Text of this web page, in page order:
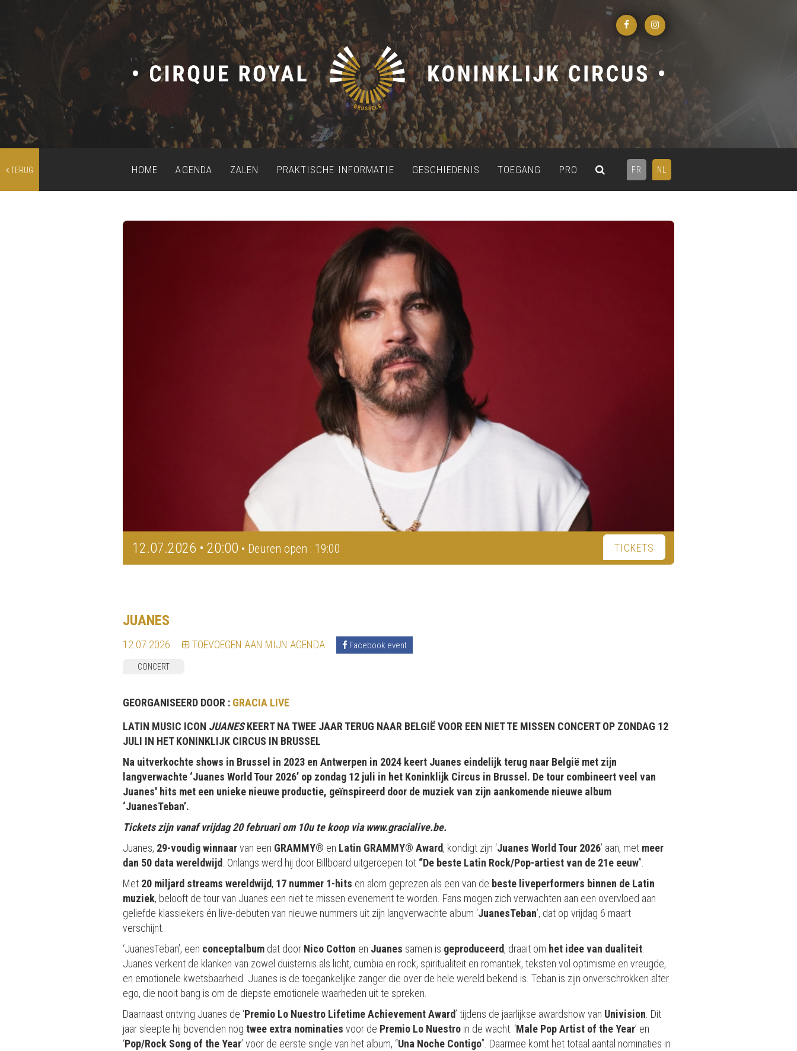
TERUG FR NL
HOME AGENDA ZALEN PRAKTISCHE INFORMATIE GESCHIEDENIS TOEGANG PRO
12.07.2026 • 20:00 • Deuren open : 19:00 TICKETS
JUANES
12.07.2026 TOEVOEGEN AAN MIJN AGENDA Facebook event
CONCERT
GEORGANISEERD DOOR : GRACIA LIVE
LATIN MUSIC ICON JUANESKEERT NA TWEE JAAR TERUG NAAR BELGIË VOOR EEN NIET TE MISSEN CONCERT OP ZONDAG 12
JULI IN HET KONINKLIJK CIRCUS IN BRUSSEL
Na uitverkochte shows in Brussel in 2023 en Antwerpen in 2024 keert Juanes eindelijk terug naar België met zijn
langverwachte ‘Juanes World Tour 2026’ op zondag 12 juli in het Koninklijk Circus in Brussel. De tour combineert veel van
Juanes' hits met een unieke nieuwe productie, geïnspireerd door de muziek van zijn aankomende nieuwe album
‘JuanesTeban’.
Tickets zijn vanaf vrijdag 20 februari om 10u te koop via www.gracialive.be.
Juanes, 29-voudig winnaarvan een GRAMMY® en Latin GRAMMY® Award, kondigt zijn ‘Juanes World Tour 2026’ aan, met meer
dan 50 data wereldwijd . Onlangs werd hij door Billboard uitgeroepen tot “De beste Latin Rock/Pop-artiest van de 21e eeuw”.
Met 20 miljard streams wereldwijd, 17 nummer 1-hits en alom geprezen als een van de beste liveperformers binnen de Latin
muziek, belooft de tour van Juanes een niet te missen evenement te worden. Fans mogen zich verwachten aan een overvloed aan
geliefde klassiekers én live-debuten van nieuwe nummers uit zijn langverwachte album ‘JuanesTeban’, dat op vrijdag 6 maart
verschijnt.
‘JuanesTeban’, een conceptalbum dat door Nico Cotton en Juanes samen is geproduceerd, draait om het idee van dualiteit
Juanes verkent de klanken van zowel duisternis als licht, cumbia en rock, spiritualiteit en romantiek, teksten vol optimisme en vreugde,
en emotionele kwetsbaarheid. Juanes is de toegankelijke zanger die over de hele wereld bekend is. Teban is zijn onverschrokken alter
ego, die nooit bang is om de diepste emotionele waarheden uit te spreken.
Daarnaast ontving Juanes de ‘Premio Lo Nuestro Lifetime Achievement Award’ tijdens de jaarlijkse awardshow van Univision . Dit
jaar sleepte hij bovendien nog twee extra nominaties voor de Premio Lo Nuestro in de wacht: ‘Male Pop Artist of the Year’ en
‘Pop/Rock Song of the Year’ voor de eerste single van het album, “Una Noche Contigo”. Daarmee komt het totaal aantal nominaties in